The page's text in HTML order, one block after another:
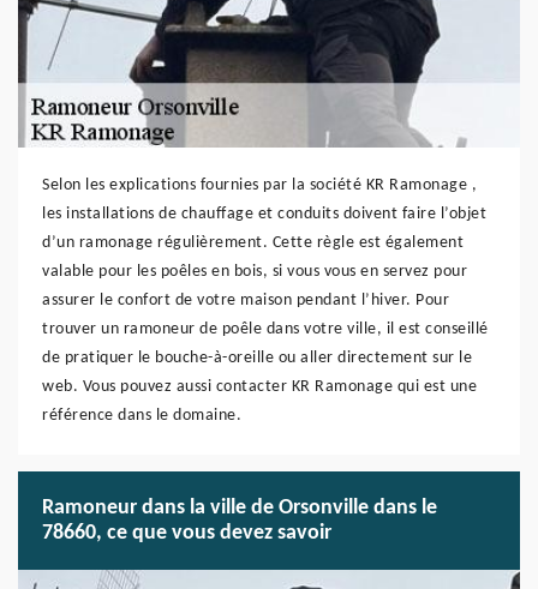
Selon les explications fournies par la société KR Ramonage ,
les installations de chauffage et conduits doivent faire l’objet
d’un ramonage régulièrement. Cette règle est également
valable pour les poêles en bois, si vous vous en servez pour
assurer le confort de votre maison pendant l’hiver. Pour
trouver un ramoneur de poêle dans votre ville, il est conseillé
de pratiquer le bouche-à-oreille ou aller directement sur le
web. Vous pouvez aussi contacter KR Ramonage qui est une
référence dans le domaine.
Ramoneur dans la ville de Orsonville dans le
78660, ce que vous devez savoir